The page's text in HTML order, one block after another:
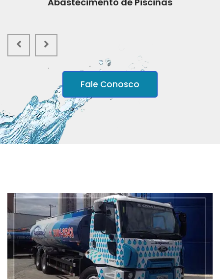
Fale Conosco